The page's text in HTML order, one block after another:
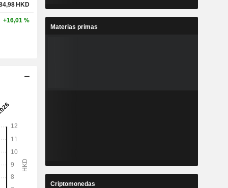
HKD
+16,01 %
Materias primas
Criptomonedas